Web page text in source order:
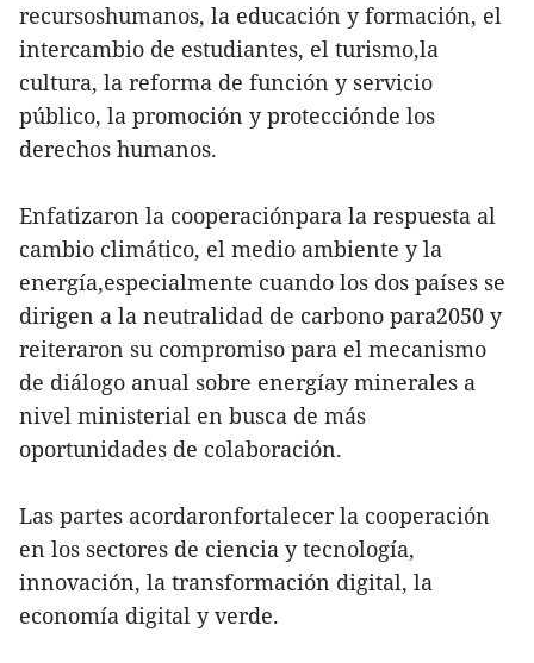
recursoshumanos, la educación y formación, el
intercambio de estudiantes, el turismo,la
cultura, la reforma de función y servicio
público, la promoción y protecciónde los
derechos humanos.
Enfatizaron la cooperaciónpara la respuesta al
cambio climático, el medio ambiente y la
energía,especialmente cuando los dos países se
dirigen a la neutralidad de carbono para2050 y
reiteraron su compromiso para el mecanismo
de diálogo anual sobre energíay minerales a
nivel ministerial en busca de más
oportunidades de colaboración.
Las partes acordaronfortalecer la cooperación
en los sectores de ciencia y tecnología,
innovación, la transformación digital, la
economía digital y verde.